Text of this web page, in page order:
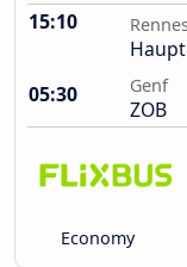
15:10
05:30
Genf
ZOB
Economy